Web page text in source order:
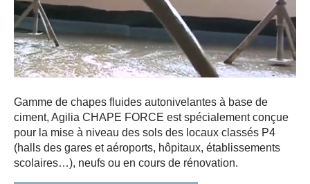
Gamme de chapes fluides autonivelantes à base de
ciment, Agilia CHAPE FORCE est spécialement conçue
pour la mise à niveau des sols des locaux classés P4
(halls des gares et aéroports, hôpitaux, établissements
scolaires…), neufs ou en cours de rénovation.